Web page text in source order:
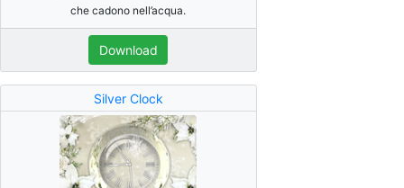
che cadono nell’acqua.
Download
Silver Clock